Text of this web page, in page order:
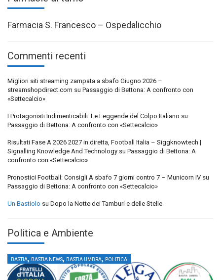
Farmacia S. Francesco – Ospedalicchio
Commenti recenti
Migliori siti streaming zampata a sbafo Giugno 2026 –
streamshopdirect.com su Passaggio di Bettona: A confronto con
«Settecalcio»
I Protagonisti Indimenticabili: Le Leggende del Colpo Italiano su
Passaggio di Bettona: A confronto con «Settecalcio»
Risultati Fase A 2026 2027 in diretta, Football Italia – Siggknowtech |
Signalling Knowledge And Technology su Passaggio di Bettona: A
confronto con «Settecalcio»
Pronostici Football: Consigli A sbafo 7 giorni contro 7 – Municorn IV su
Passaggio di Bettona: A confronto con «Settecalcio»
Un Bastiolo su Dopo la Notte dei Tamburi e delle Stelle
Politica e Ambiente
BASTIA, BASTIA NEWS, BASTIA UMBRA, POLITICA